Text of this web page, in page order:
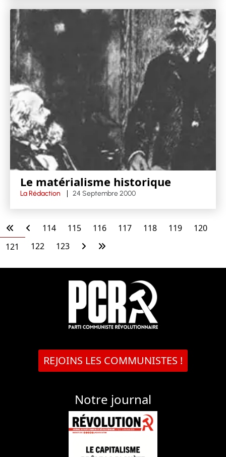
Le matérialisme historique
La Rédaction 24 Septembre 2000
114 115 116 117 118 119
120
121
122 123
REJOINS LES COMMUNISTES !
Notre journal